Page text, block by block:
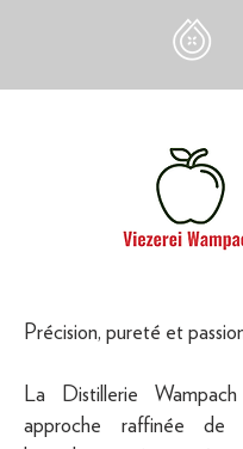
Précision, pureté et
La Distillerie
approche raffinée de